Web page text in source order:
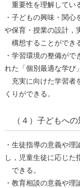
重要性を理解してい
・⼦どもの興味・関
や保育・授業の設計，
構想することができ
・学習環境の整備が
れた「個別最適な学び
充実に向けた学習者
くりができる。
（４）子どもへの
・⽣徒指導の意義や
し，児童⽣徒に応じた
できる。
・教育相談の意義や